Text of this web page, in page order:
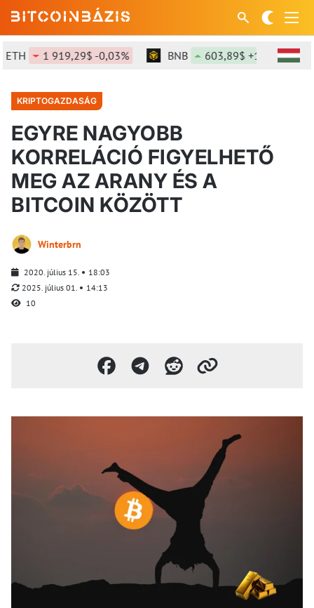
1 919,29$ -0,03% BNB 603,89$ +1,56%
KRIPTOGAZDASÁG
EGYRE NAGYOBB
KORRELÁCIÓ FIGYELHETŐ
MEG AZ ARANY ÉS A
BITCOIN KÖZÖTT
Winterbrn
2020. július 15.
18:03
2025. július 01.
14:13
10